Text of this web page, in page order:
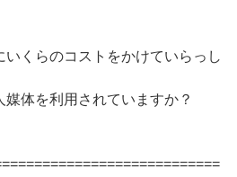
くらのコストをかけていらっし
体を利用されていますか？